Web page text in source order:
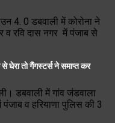
4. 0 डबवाली में कोरोना ने
व रवि दास नगर में पंजाब से
घेरा तो गैंगस्टर्स ने समाप्त कर
डबवाली में गांव जंडवाला
व हरियाणा पुलिस की 3